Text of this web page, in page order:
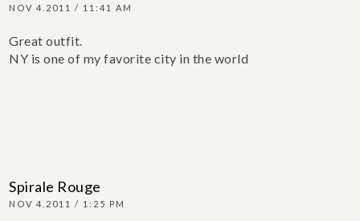
NOV 4.2011 / 11:41 AM
Great outfit.
NY is one of my favorite city in the world
Spirale Rouge
NOV 4.2011 / 1:25 PM